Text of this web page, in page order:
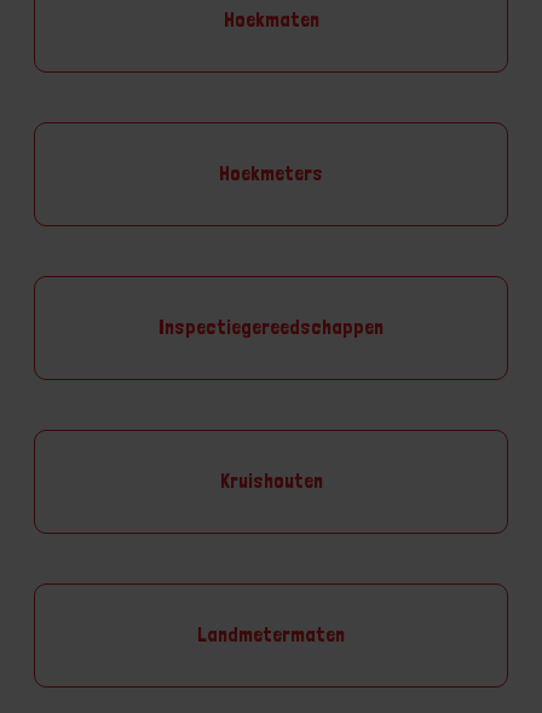
Hoekmaten
Hoekmeters
Inspectiegereedschappen
Kruishouten
Landmetermaten